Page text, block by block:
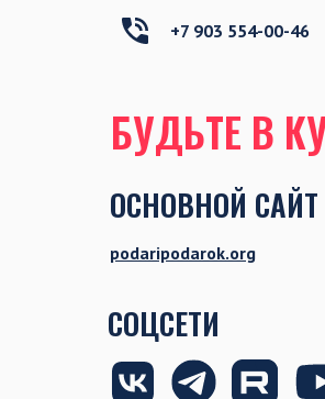
БУДЬТЕ В
+7 903 554-00-46
podaripodarok.org
ОСНОВНОЙ САЙТ
СОЦСЕТИ